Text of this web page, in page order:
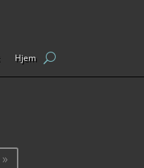
Hjem